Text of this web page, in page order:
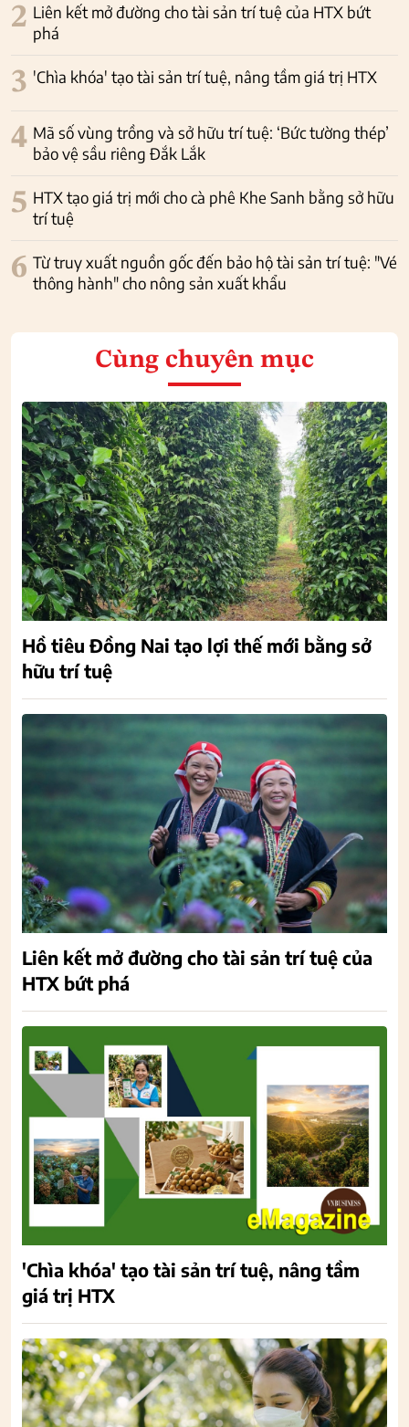
2 Liên kết mở đường cho tài sản trí tuệ của HTX bứt
phá
3 'Chìa khóa' tạo tài sản trí tuệ, nâng tầm giá trị HTX
4 Mã số vùng trồng và sở hữu trí tuệ: ‘Bức tường thép’
bảo vệ sầu riêng Đắk Lắk
5 HTX tạo giá trị mới cho cà phê Khe Sanh bằng sở hữu
trí tuệ
6 Từ truy xuất nguồn gốc đến bảo hộ tài sản trí tuệ: "Vé
thông hành" cho nông sản xuất khẩu
Cùng chuyên mục
Hồ tiêu Đồng Nai tạo lợi thế mới bằng sở
hữu trí tuệ
Liên kết mở đường cho tài sản trí tuệ của
HTX bứt phá
'Chìa khóa' tạo tài sản trí tuệ, nâng tầm
giá trị HTX